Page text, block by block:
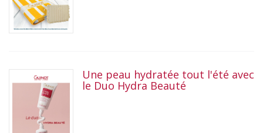
Une peau hydratée tout l'été avec
le Duo Hydra Beauté